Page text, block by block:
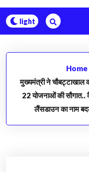
Home
मुख्यमंत्री ने चौबट्टाखाल
22 योजनाओं की सौगात..
लैंसडाउन का नाम